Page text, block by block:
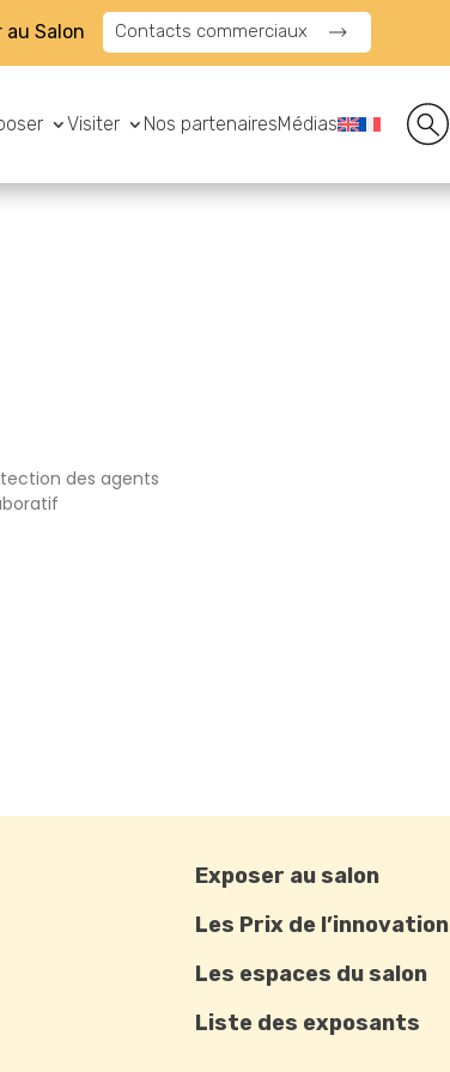
au Salon Contacts commerciaux
Visiter Nos partenairesMédias
des agents
Exposer au salon
Les Prix de l’innovation
Les espaces du salon
Liste des exposants